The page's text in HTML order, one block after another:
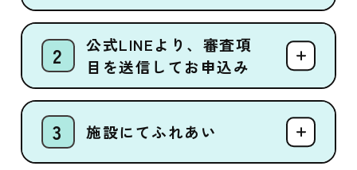
公式LINEより、審査項
目を送信してお申込み
施設にてふれあい